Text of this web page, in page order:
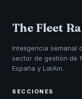
The Fleet
Inteligencia semanal
sector de gestión de
España y LatAm.
SECCIONES